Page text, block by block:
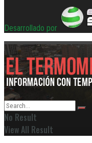
Desarrollado por
No Result
View All Result